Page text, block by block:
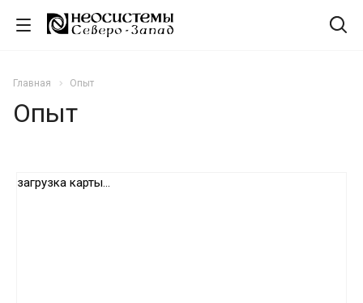
Главная Опыт
Опыт
загрузка карты...